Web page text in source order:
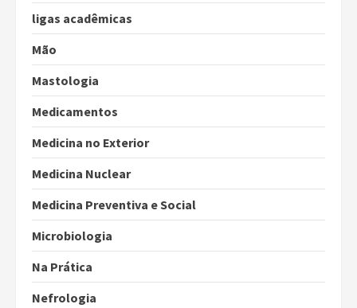
ligas acadêmicas
Mão
Mastologia
Medicamentos
Medicina no Exterior
Medicina Nuclear
Medicina Preventiva e Social
Microbiologia
Na Prática
Nefrologia